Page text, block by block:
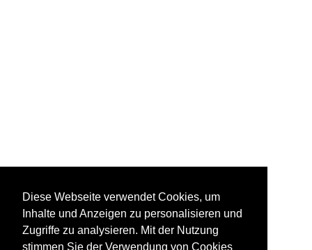
Diese Webseite verwendet Cookies, um
Inhalte und Anzeigen zu personalisieren und
Zugriffe zu analysieren. Mit der Nutzung
stimmen Sie der Verwendung von Cookies